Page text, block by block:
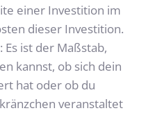
einer Investition im
dieser Investition.
Es ist der Maßstab,
kannst, ob sich dein
hat oder ob du
veranstaltet